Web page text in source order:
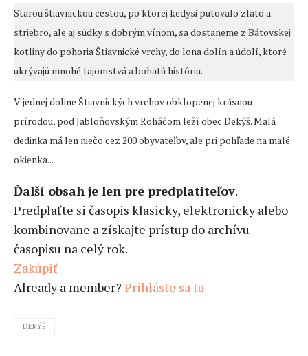
Starou štiavnickou cestou, po ktorej kedysi putovalo zlato a
striebro, ale aj súdky s dobrým vínom, sa dostaneme z Bátovskej
kotliny do pohoria Štiavnické vrchy, do lona dolín a údolí, ktoré
ukrývajú mnohé tajomstvá a bohatú históriu.
V jednej doline Štiavnických vrchov obklopenej krásnou
prírodou, pod Jabloňovským Roháčom leží obec Dekýš. Malá
dedinka má len niečo cez 200 obyvateľov, ale pri pohľade na malé
okienka...
Ďalší obsah je len pre predplatiteľov.
Predplaťte si časopis klasicky, elektronicky alebo
kombinovane a získajte prístup do archívu
časopisu na celý rok.
Zakúpiť
Already a member? Prihláste sa tu
DEKÝŠ